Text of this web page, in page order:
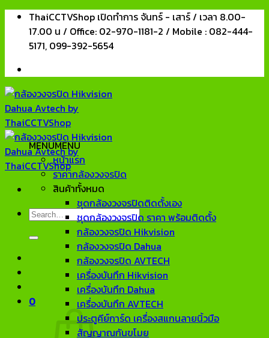
Skip
content
ThaiCCTVShop เปิดทำการ จันทร์ - เสาร์ / เวลา 8.00-
17.00 น / Office: 02-970-1181-2 / Mobile : 082-444-
5171, 099-392-5654
Search
0
MENUMENU
หน้าแรก
ราคากล้องวงจรปิด
สินค้าทั้งหมด
ชุดกล้องวงจรปิดติดตั้งเอง
ชุดกล้องวงจรปิด ราคา พร้อมติดตั้ง
กล้องวงจรปิด Hikvision
กล้องวงจรปิด Dahua
กล้องวงจรปิด AVTECH
เครื่องบันทึก Hikvision
เครื่องบันทึก Dahua
เครื่องบันทึก AVTECH
ประตูคีย์การ์ด เครื่องสแกนลายนิ้วมือ
สัญญาณกันขโมย